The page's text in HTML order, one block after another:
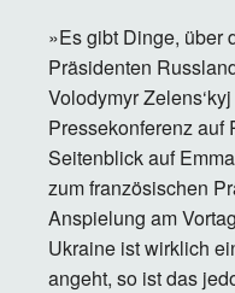
»Es gibt Dinge, über
Präsidenten
Volodymyr
Pressekonferenz auf
Seitenblick auf
zum französischen
Anspielung am
Ukraine ist wirklich
angeht, so ist das